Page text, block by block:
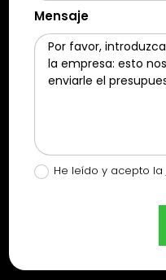
Mensaje
He leído y acepto la